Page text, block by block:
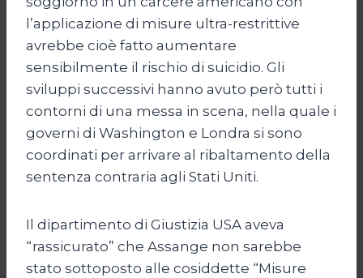
l’applicazione di misure ultra-restrittive
avrebbe cioè fatto aumentare
sensibilmente il rischio di suicidio. Gli
sviluppi successivi hanno avuto però tutti i
contorni di una messa in scena, nella quale i
governi di Washington e Londra si sono
coordinati per arrivare al ribaltamento della
sentenza contraria agli Stati Uniti.
Il dipartimento di Giustizia USA aveva
“rassicurato” che Assange non sarebbe
stato sottoposto alle cosiddette “Misure